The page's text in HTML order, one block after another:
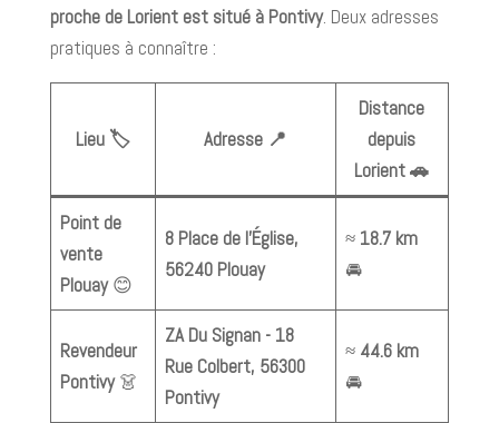
proche de Lorient est situé à Pontivy. Deux adresses
pratiques à connaître :
Lieu 🏷️ Adresse 📍
Distance
depuis
Lorient 🚗
Point de
vente
Plouay😊
8 Place de l'Église,
56240 Plouay
≈ 18.7 km
🚘
Revendeur
Pontivy👗
ZA Du Signan - 18
Rue Colbert, 56300
Pontivy
≈ 44.6 km
🚘